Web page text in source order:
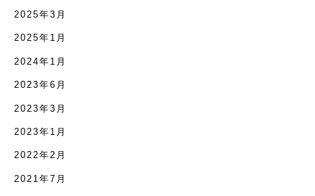
2025年3月
2025年1月
2024年1月
2023年6月
2023年3月
2023年1月
2022年2月
2021年7月